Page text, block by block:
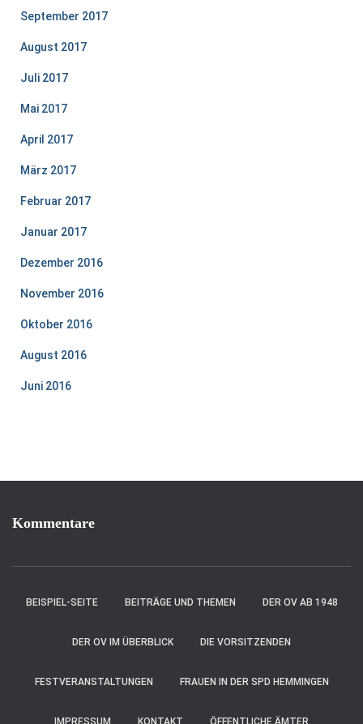
September 2017
August 2017
Juli 2017
Mai 2017
April 2017
März 2017
Februar 2017
Januar 2017
Dezember 2016
November 2016
Oktober 2016
August 2016
Juni 2016
Kommentare
BEISPIEL-SEITE BEITRÄGE UND THEMEN DER OV AB 1948
DER OV IM ÜBERBLICK DIE VORSITZENDEN
FESTVERANSTALTUNGEN FRAUEN IN DER SPD HEMMINGEN
IMPRESSUM KONTAKT ÖFFENTLICHE ÄMTER